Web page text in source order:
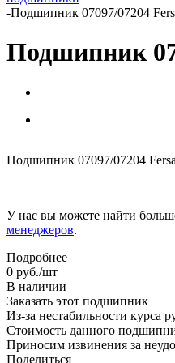
-Подшипник 07097/07204
Подшипник
Подшипник 07097/07204
У нас вы можете найти
менеджеров.
Подробнее
0 руб./шт
В наличии
Заказать этот подшипник
Из-за нестабильности курса
Стоимость данного
Приносим извинения за
Поделиться